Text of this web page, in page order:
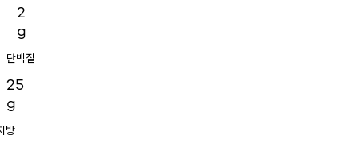
2
g
단백질
25
g
방